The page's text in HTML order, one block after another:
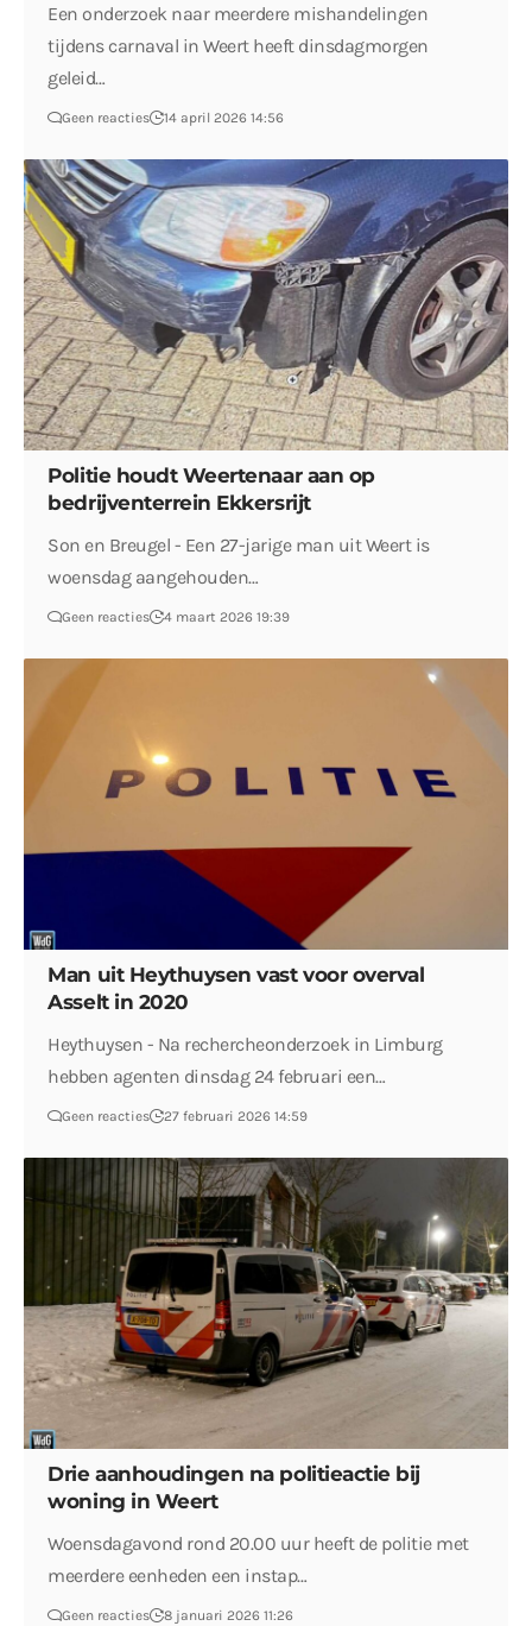
Een onderzoek naar meerdere mishandelingen
tijdens carnaval in Weert heeft dinsdagmorgen
geleid…
Geen reacties 14 april 2026 14:56
Politie houdt Weertenaar aan op
bedrijventerrein Ekkersrijt
Son en Breugel - Een 27-jarige man uit Weert is
woensdag aangehouden…
Geen reacties 4 maart 2026 19:39
Man uit Heythuysen vast voor overval
Asselt in 2020
Heythuysen - Na rechercheonderzoek in Limburg
hebben agenten dinsdag 24 februari een…
Geen reacties 27 februari 2026 14:59
Drie aanhoudingen na politieactie bij
woning in Weert
Woensdagavond rond 20.00 uur heeft de politie met
meerdere eenheden een instap…
Geen reacties 8 januari 2026 11:26